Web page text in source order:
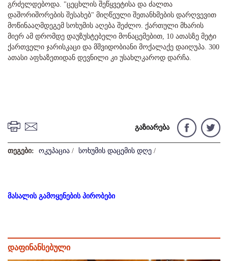
გრძელდებოდა. "ცეცხლის შეწყვეტისა და ძალთა
დაშორიშორების შესახებ" მიღწეული შეთანხმების დარღვევით
მოწინააღმდეგემ სოხუმის აღება შეძლო. ქართული მხარის
მიერ ამ დრომდე დაუზუსტებელი მონაცემებით, 10 ათასზე მეტი
ქართველი ჯარისკაცი და მშვიდობიანი მოქალაქე დაიღუპა. 300
ათასი აფხაზეთიდან დევნილი კი უსახლკაროდ დარჩა.
გაზიარება
თეგები: ოკუპაცია / სოხუმის დაცემის დღე /
მასალის გამოყენების პირობები
დაფინანსებული